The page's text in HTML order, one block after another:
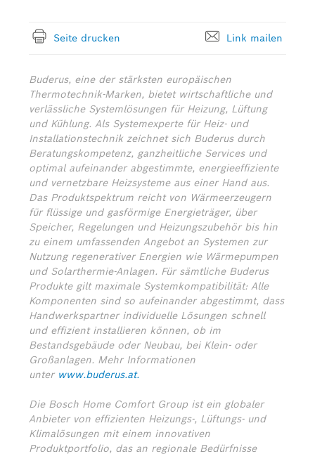
Seite drucken Link mailen
Buderus, eine der stärksten europäischen
Thermotechnik-Marken, bietet wirtschaftliche und
verlässliche Systemlösungen für Heizung, Lüftung
und Kühlung. Als Systemexperte für Heiz- und
Installationstechnik zeichnet sich Buderus durch
Beratungskompetenz, ganzheitliche Services und
optimal aufeinander abgestimmte, energieeffiziente
und vernetzbare Heizsysteme aus einer Hand aus.
Das Produktspektrum reicht von Wärmeerzeugern
für flüssige und gasförmige Energieträger, über
Speicher, Regelungen und Heizungszubehör bis hin
zu einem umfassenden Angebot an Systemen zur
Nutzung regenerativer Energien wie Wärmepumpen
und Solarthermie-Anlagen. Für sämtliche Buderus
Produkte gilt maximale Systemkompatibilität: Alle
Komponenten sind so aufeinander abgestimmt, dass
Handwerkspartner individuelle Lösungen schnell
und effizient installieren können, ob im
Bestandsgebäude oder Neubau, bei Klein- oder
Großanlagen. Mehr Informationen
unter www.buderus.at.
Die Bosch Home Comfort Group ist ein globaler
Anbieter von effizienten Heizungs-, Lüftungs- und
Klimalösungen mit einem innovativen
Produktportfolio, das an regionale Bedürfnisse